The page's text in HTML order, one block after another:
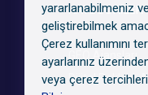
KATEGORILER
GEO Ajansları
Dijital Reklam
yararlanabilmeniz
geliştirebilmek
Çerez kullanımını
ayarlarınız
veya çerez